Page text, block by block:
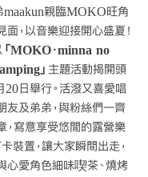
maakun親臨MOKO旺角
，以音樂迎接開心盛夏！
「MOKO．minna no
」 主題活動揭開頭
20日舉行。活潑又喜愛唱
友及弟弟，與粉絲們一齊
，寫意享受悠閒的露營樂
裝置，讓大家瞬間出走，
心愛角色細味喫茶、燒烤